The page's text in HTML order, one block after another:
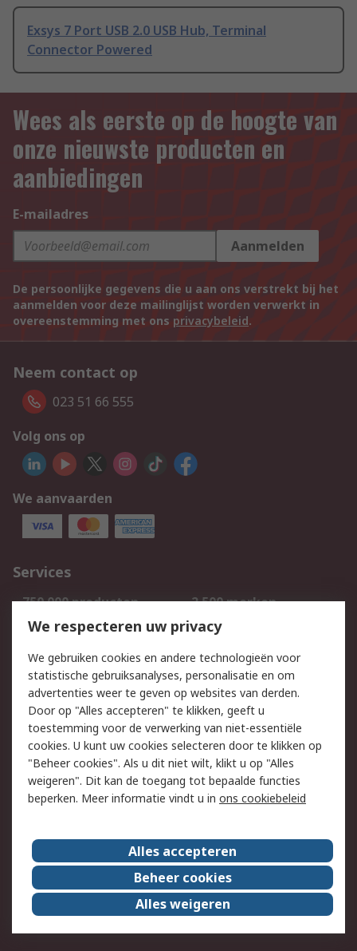
Exsys 7 Port USB 2.0 USB Hub, Terminal
Connector Powered
Wees als eerste op de hoogte van
onze nieuwste producten en
aanbiedingen
E-mailadres
Aanmelden
De persoonlijke gegevens die u aan ons verstrekt bij het
aanmelden voor deze mailinglijst worden verwerkt in
overeenstemming met ons privacybeleid.
Neem contact op
023 51 66 555
Volg ons op
We aanvaarden
Services
750.000 producten
2.500 merken
Bestellen
Inkoopoplossingen
Track & Trace
Wettelijk
Cookiebeleid
Email veiligheid
Privacybeleid
Websitevoorwaarden
Algemene
verkoopvoorwaarden
Over RS
RS Group
Over ons
RS wereldwijd
Werken bij RS
ESG
We respecteren uw privacy
We gebruiken cookies en andere technologieën voor
statistische gebruiksanalyses, personalisatie en om
advertenties weer te geven op websites van derden.
Door op "Alles accepteren" te klikken, geeft u
toestemming voor de verwerking van niet-essentiële
cookies. U kunt uw cookies selecteren door te klikken op
"Beheer cookies". Als u dit niet wilt, klikt u op "Alles
weigeren". Dit kan de toegang tot bepaalde functies
beperken. Meer informatie vindt u in ons cookiebeleid
Alles accepteren
Beheer cookies
Alles weigeren